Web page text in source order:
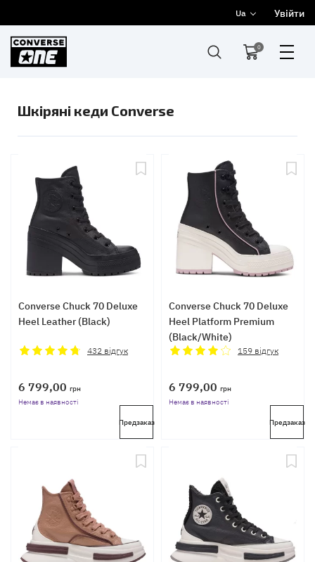
Ua Увійти
0
Шкіряні кеди Converse
Converse Chuck 70 Deluxe
Heel Leather (Black)
432 відгук
6 799,00 грн
Немає в наявності
Предзаказ
Converse Chuck 70 Deluxe
Heel Platform Premium
(Black/White)
159 відгук
6 799,00 грн
Немає в наявності
Предзаказ